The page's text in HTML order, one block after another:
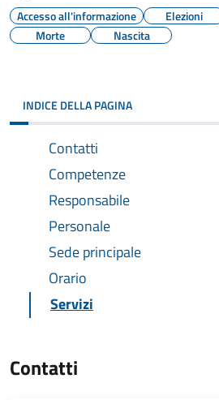
Accesso all'informazione Elezioni
Morte
Nascita
INDICE DELLA PAGINA
Contatti
Competenze
Responsabile
Personale
Sede principale
Orario
Servizi
Contatti